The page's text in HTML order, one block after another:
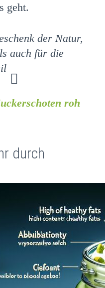
geht.
der Natur,
auch für die
roh
durch